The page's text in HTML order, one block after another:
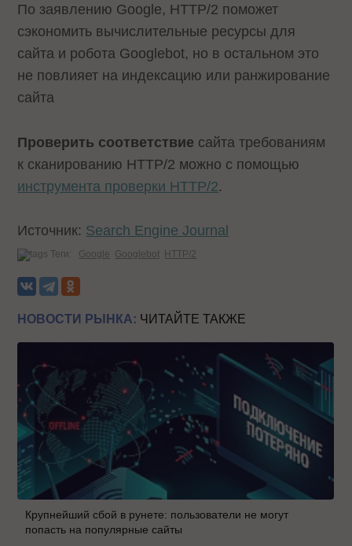
По заявлению Google, HTTP/2 поможет
сэкономить вычислительные ресурсы для
сайта и робота Googlebot, но в остальном это
не повлияет на индексацию или ранжирование
сайта
Проверить соответствие сайта требованиям
к сканированию HTTP/2 можно с помощью
инструмента проверки HTTP/2.
Источник: Search Engine Journal
Теги: Google Googlebot HTTP/2
НОВОСТИ РЫНКА: ЧИТАЙТЕ ТАКЖЕ
Крупнейший сбой в рунете: пользователи не могут
попасть на популярные сайты